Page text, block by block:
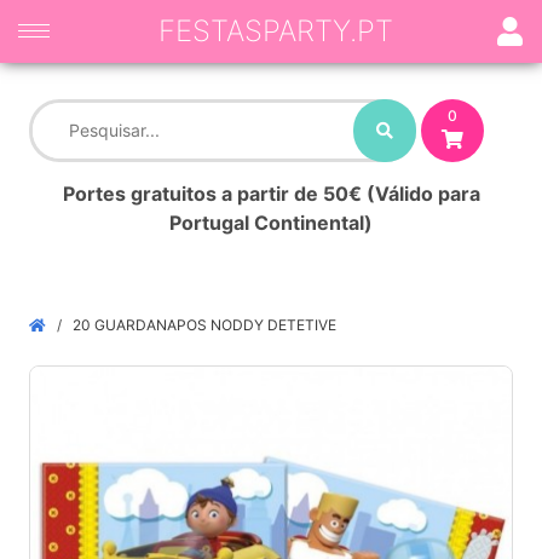
0
Portes gratuitos a partir de 50€ (Válido para
Portugal Continental)
FESTASPARTY.PT
20 GUARDANAPOS NODDY DETETIVE